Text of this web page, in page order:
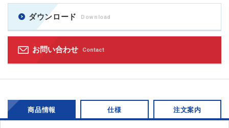
ダウンロード Download
お問い合わせ Contact
商品情報 仕様 注文案内